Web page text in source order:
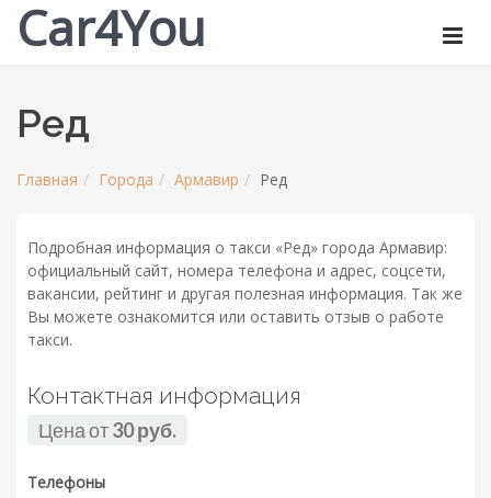
Car4You
Ред
Главная Города Армавир Ред
Подробная информация о такси «Ред» города Армавир:
официальный сайт, номера телефона и адрес, соцсети,
вакансии, рейтинг и другая полезная информация. Так же
Вы можете ознакомится или оставить отзыв о работе
такси.
Контактная информация
Цена от30 руб.
Телефоны